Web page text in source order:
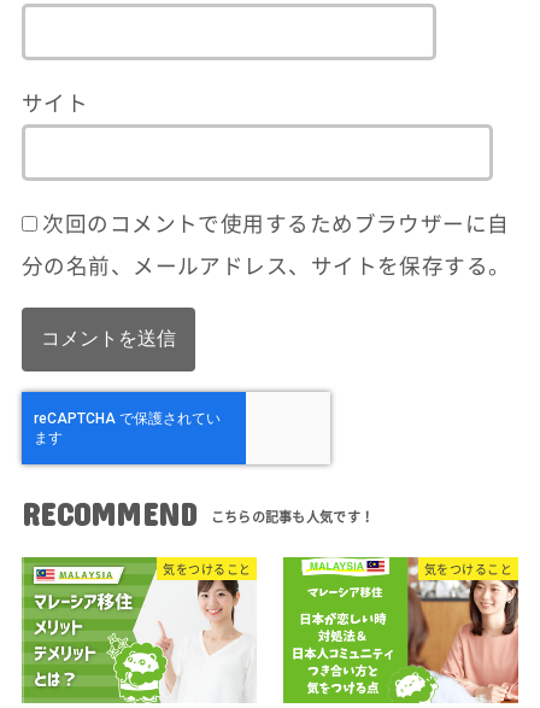
サイト
次回のコメントで使用するためブラウザーに自
分の名前、メールアドレス、サイトを保存する。
RECOMMEND
気をつけること 気をつけること